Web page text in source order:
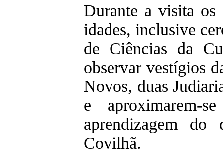
Durante a visita os
idades, inclusive
de Ciências da
observar vestígios
Novos, duas
e aproximarem-
aprendizagem
Covilhã.